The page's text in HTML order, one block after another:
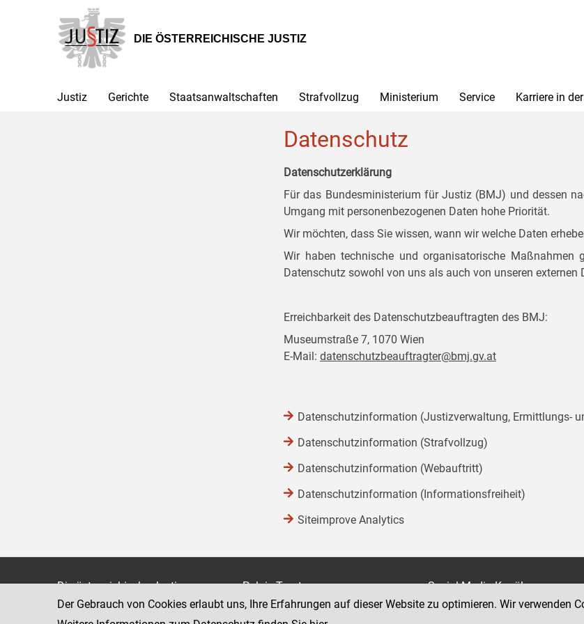
Hauptnavigation
[1]
Inhalt
[2]
Untermenü
[3]
DIE ÖSTERREICHISCHE JUSTIZ
Justiz Gerichte Staatsanwaltschaften Strafvollzug Ministerium Service Karriere in
Datenschutz
Datenschutzerklärung
Für das Bundesministerium für Justiz (BMJ) und dessen
Umgang mit personenbezogenen Daten hohe Priorität.
Wir möchten, dass Sie wissen, wann wir welche Daten
Wir haben technische und organisatorische
Datenschutz sowohl von uns als auch von unseren externen
Erreichbarkeit des Datenschutzbeauftragten des BMJ:
Museumstraße 7, 1070 Wien
E-Mail: datenschutzbeauftragter@bmj.gv.at
Datenschutzinformation (Justizverwaltung, Ermittlungs-
Datenschutzinformation (Strafvollzug)
Datenschutzinformation (Webauftritt)
Datenschutzinformation (Informationsfreiheit)
Siteimprove Analytics
Die österreichische Justiz
Bundesministerium für Justiz
Palais Trautson
Museumstraße 7
1070 Wien
Social Media Kanäle
der Justiz und des BMJ
Der Gebrauch von Cookies erlaubt uns, Ihre Erfahrungen auf dieser Website zu optimieren. Wir verwenden